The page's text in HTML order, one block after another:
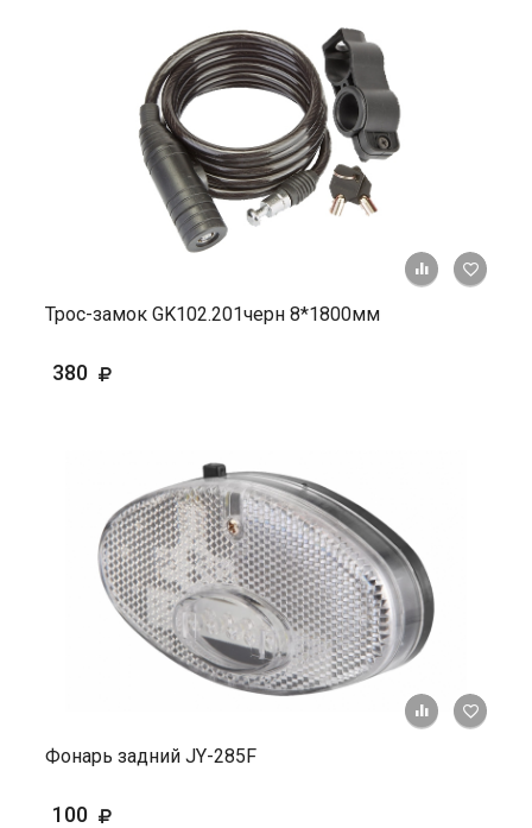
+ К
Трос-замок GK102.201черн 8*1800мм
380
+ К
Фонарь задний JY-285F
100